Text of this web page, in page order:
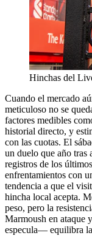
Hinchas del
Cuando el mercado
meticuloso no se
factores medibles
historial directo, y
con las cuotas. El
un duelo que año tras
registros de los
enfrentamientos con
tendencia a que el
hincha local acepta.
peso, pero la
Marmoush en ataque
especula— equilibra